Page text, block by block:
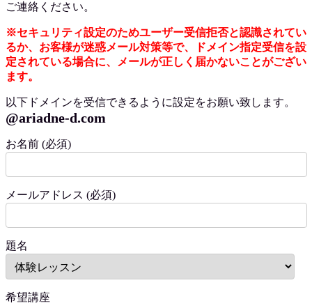
ご連絡ください。
※セキュリティ設定のためユーザー受信拒否と認識されてい
るか、お客様が迷惑メール対策等で、ドメイン指定受信を設
定されている場合に、メールが正しく届かないことがござい
ます。
以下ドメインを受信できるように設定をお願い致します。
@ariadne-d.com
お名前 (必須)
メールアドレス (必須)
題名
希望講座